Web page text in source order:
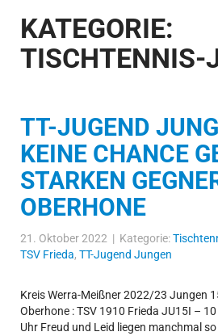
KATEGORIE:
TISCHTENNIS-
TT-JUGEND
KEINE CHANCE
STARKEN
OBERHONE
21. Oktober 2022 | Kategorie:
TSV Frieda, TT-Jugend Jungen
Kreis Werra-Meißner 2022/23 Jungen
Oberhone : TSV 1910 Frieda JU15I –
Uhr Freud und Leid liegen manchmal